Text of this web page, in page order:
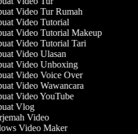
Video Tur Rumah
Video Tutorial
Video Tutorial Makeup
Video Tutorial Tari
Video Ulasan
Video Unboxing
Video Voice Over
Video Wawancara
Video YouTube
Vlog
Video
Video Maker